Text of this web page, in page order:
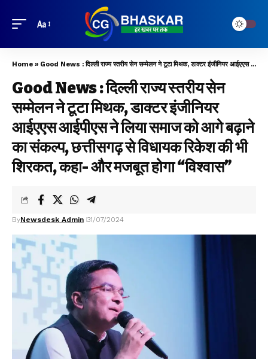
Aa
Home » Good News : दिल्ली राज्य स्तरीय सेन सम्मेलन ने टूटा मिथक, डाक्टर इंजीनियर आईएएस आईपीएस ने लिया समाज को आगे बढ़ाने का संकल्प, छत्तीसगढ़ से विधायक रिकेश की भी शिरकत, कहा- और मजबूत होगा “विश्वास”
Good News : दिल्ली राज्य स्तरीय सेन
सम्मेलन ने टूटा मिथक, डाक्टर इंजीनियर
आईएएस आईपीएस ने लिया समाज को आगे बढ़ाने
का संकल्प, छत्तीसगढ़ से विधायक रिकेश की भी
शिरकत, कहा- और मजबूत होगा “विश्वास”
ByNewsdesk Admin 31/07/2024